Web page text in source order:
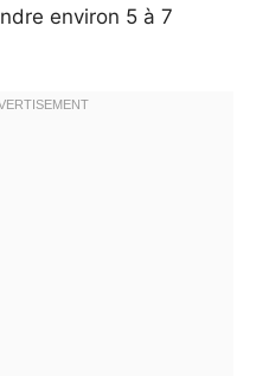
environ 5 à 7